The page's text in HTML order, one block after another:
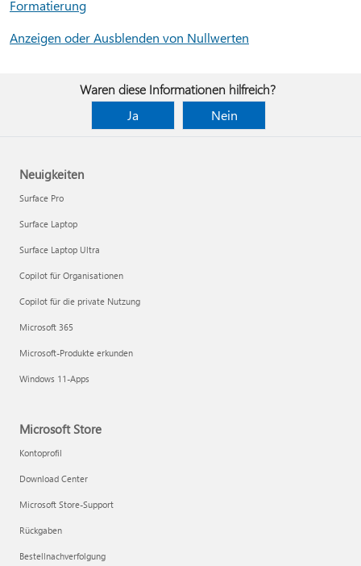
Formatierung
Anzeigen oder Ausblenden von Nullwerten
Waren diese Informationen hilfreich?
Ja
Nein
Neuigkeiten
Surface Pro
Surface Laptop
Surface Laptop Ultra
Copilot für Organisationen
Copilot für die private Nutzung
Microsoft 365
Microsoft-Produkte erkunden
Windows 11-Apps
Microsoft Store
Kontoprofil
Download Center
Microsoft Store-Support
Rückgaben
Bestellnachverfolgung